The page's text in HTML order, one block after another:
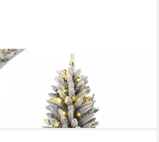
Weihnachtsbaum mit Schnee 150
dir